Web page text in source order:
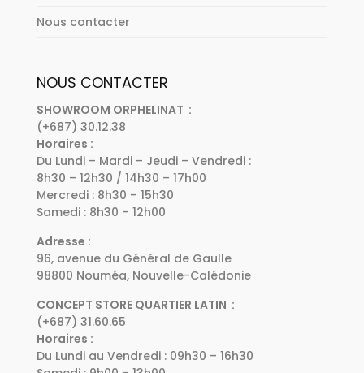
Nous contacter
NOUS CONTACTER
SHOWROOM ORPHELINAT :
(+687) 30.12.38
Horaires :
Du Lundi – Mardi – Jeudi – Vendredi :
8h30 – 12h30 / 14h30 – 17h00
Mercredi : 8h30 – 15h30
Samedi : 8h30 – 12h00
Adresse :
96, avenue du Général de Gaulle
98800 Nouméa, Nouvelle-Calédonie
CONCEPT STORE QUARTIER LATIN :
(+687) 31.60.65
Horaires :
Du Lundi au Vendredi : 09h30 – 16h30